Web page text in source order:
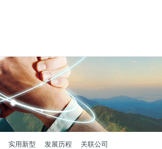
实用新型 发展历程 关联公司